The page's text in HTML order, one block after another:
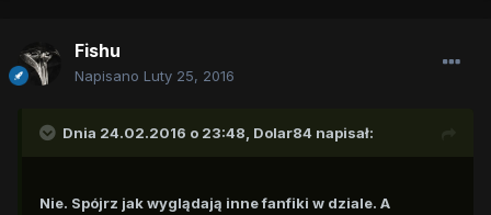
Fishu
Napisano Luty 25, 2016
Dnia 24.02.2016 o 23:48, Dolar84 napisał:
Nie. Spójrz jak wyglądają inne fanfiki w dziale. A